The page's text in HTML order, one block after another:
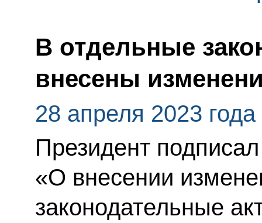
В отдельные
внесены
28 апреля 2023 года
Президент
«О внесении
законодательные